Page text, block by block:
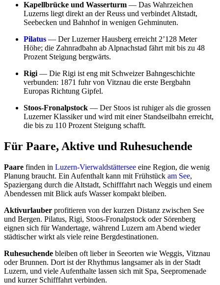
Kapellbrücke und Wasserturm — Das Wahrzeichen
Luzerns liegt direkt an der Reuss und verbindet Altstadt,
Seebecken und Bahnhof in wenigen Gehminuten.
Pilatus — Der Luzerner Hausberg erreicht 2’128 Meter
Höhe; die Zahnradbahn ab Alpnachstad fährt mit bis zu 48
Prozent Steigung bergwärts.
Rigi— Die Rigi ist eng mit Schweizer Bahngeschichte
verbunden: 1871 fuhr von Vitznau die erste Bergbahn
Europas Richtung Gipfel.
Stoos-Fronalpstock — Der Stoos ist ruhiger als die grossen
Luzerner Klassiker und wird mit einer Standseilbahn erreicht,
die bis zu 110 Prozent Steigung schafft.
Für Paare, Aktive und Ruhesuchende
Paare finden in Luzern-Vierwaldstättersee eine Region, die wenig
Planung braucht. Ein Aufenthalt kann mit Frühstück am See,
Spaziergang durch die Altstadt, Schifffahrt nach Weggis und einem
Abendessen mit Blick aufs Wasser kompakt bleiben.
Aktivurlauber profitieren von der kurzen Distanz zwischen See
und Bergen. Pilatus, Rigi, Stoos-Fronalpstock oder Sörenberg
eignen sich für Wandertage, während Luzern am Abend wieder
städtischer wirkt als viele reine Bergdestinationen.
Ruhesuchende bleiben oft lieber in Seeorten wie Weggis, Vitznau
oder Brunnen. Dort ist der Rhythmus langsamer als in der Stadt
Luzern, und viele Aufenthalte lassen sich mit Spa, Seepromenade
und kurzer Schifffahrt verbinden.